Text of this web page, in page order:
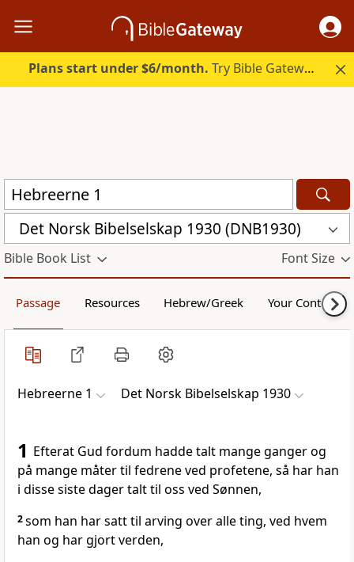
Plans start under $6/month. Try Bible Gateway Plus.
Det Norsk Bibelselskap 1930 (DNB1930)
Bible Book List Font Size
Passage Resources Hebrew/Greek Your Content
Hebreerne 1 Det Norsk Bibelselskap 1930
1 Efterat Gud fordum hadde talt mange ganger og
på mange måter til fedrene ved profetene, så har han
i disse siste dager talt til oss ved Sønnen,
2som han har satt til arving over alle ting, ved hvem
han og har gjort verden,